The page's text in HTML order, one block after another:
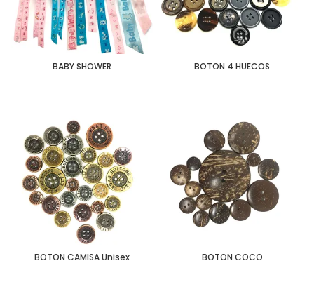
BABY SHOWER BOTON 4 HUECOS
BOTON CAMISA Unisex BOTON COCO